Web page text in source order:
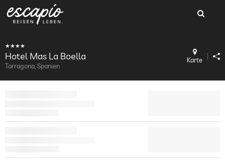
Hotel Mas La Boella
Tarragona, Spanien
Karte